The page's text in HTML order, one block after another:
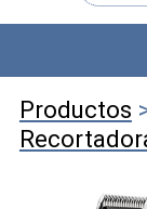
Productos